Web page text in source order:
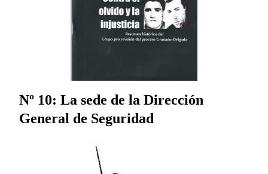
Nº 10: La sede de la Dirección
General de Seguridad